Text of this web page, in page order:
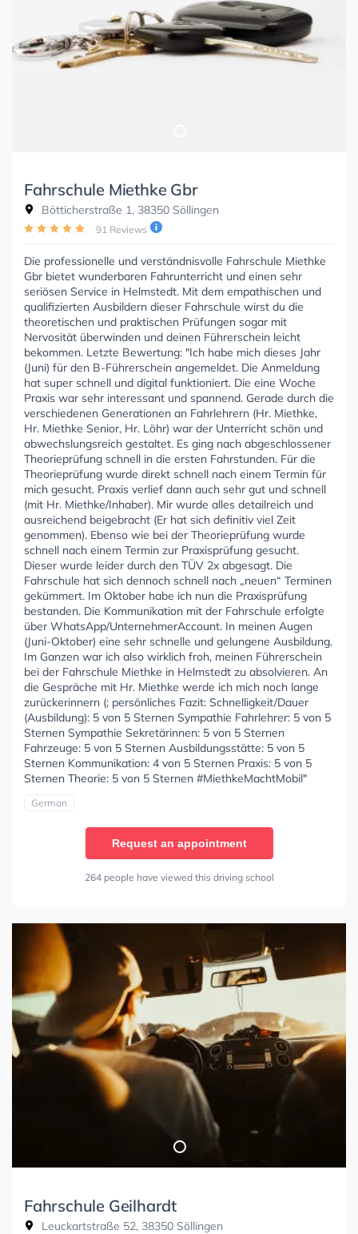
Fahrschule Miethke Gbr
Bötticherstraße 1, 38350 Söllingen
91 Reviews
Die professionelle und verständnisvolle Fahrschule Miethke
Gbr bietet wunderbaren Fahrunterricht und einen sehr
seriösen Service in Helmstedt. Mit dem empathischen und
qualifizierten Ausbildern dieser Fahrschule wirst du die
theoretischen und praktischen Prüfungen sogar mit
Nervosität überwinden und deinen Führerschein leicht
bekommen. Letzte Bewertung: "Ich habe mich dieses Jahr
(Juni) für den B-Führerschein angemeldet. Die Anmeldung
hat super schnell und digital funktioniert. Die eine Woche
Praxis war sehr interessant und spannend. Gerade durch die
verschiedenen Generationen an Fahrlehrern (Hr. Miethke,
Hr. Miethke Senior, Hr. Löhr) war der Unterricht schön und
abwechslungsreich gestaltet. Es ging nach abgeschlossener
Theorieprüfung schnell in die ersten Fahrstunden. Für die
Theorieprüfung wurde direkt schnell nach einem Termin für
mich gesucht. Praxis verlief dann auch sehr gut und schnell
(mit Hr. Miethke/Inhaber). Mir wurde alles detailreich und
ausreichend beigebracht (Er hat sich definitiv viel Zeit
genommen). Ebenso wie bei der Theorieprüfung wurde
schnell nach einem Termin zur Praxisprüfung gesucht.
Dieser wurde leider durch den TÜV 2x abgesagt. Die
Fahrschule hat sich dennoch schnell nach „neuen“ Terminen
gekümmert. Im Oktober habe ich nun die Praxisprüfung
bestanden. Die Kommunikation mit der Fahrschule erfolgte
über WhatsApp/UnternehmerAccount. In meinen Augen
(Juni-Oktober) eine sehr schnelle und gelungene Ausbildung.
Im Ganzen war ich also wirklich froh, meinen Führerschein
bei der Fahrschule Miethke in Helmstedt zu absolvieren. An
die Gespräche mit Hr. Miethke werde ich mich noch lange
zurückerinnern (; persönliches Fazit: Schnelligkeit/Dauer
(Ausbildung): 5 von 5 Sternen Sympathie Fahrlehrer: 5 von 5
Sternen Sympathie Sekretärinnen: 5 von 5 Sternen
Fahrzeuge: 5 von 5 Sternen Ausbildungsstätte: 5 von 5
Sternen Kommunikation: 4 von 5 Sternen Praxis: 5 von 5
Sternen Theorie: 5 von 5 Sternen #MiethkeMachtMobil"
German
Request an appointment
264 people have viewed this driving school
Fahrschule Geilhardt
Leuckartstraße 52, 38350 Söllingen